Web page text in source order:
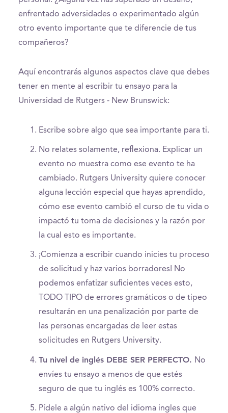
enfrentado adversidades o experimentado algún
otro evento importante que te diferencie de tus
compañeros?
Aquí encontrarás algunos aspectos clave que debes
tener en mente al escribir tu ensayo para la
Universidad de Rutgers - New Brunswick:
Escribe sobre algo que sea importante para ti.
No relates solamente, reflexiona. Explicar un
evento no muestra como ese evento te ha
cambiado. Rutgers University quiere conocer
alguna lección especial que hayas aprendido,
cómo ese evento cambió el curso de tu vida o
impactó tu toma de decisiones y la razón por
la cual esto es importante.
¡Comienza a escribir cuando inicies tu proceso
de solicitud y haz varios borradores! No
podemos enfatizar suficientes veces esto,
TODO TIPO de errores gramáticos o de tipeo
resultarán en una penalización por parte de
las personas encargadas de leer estas
solicitudes en Rutgers University.
Tu nivel de inglés DEBE SER PERFECTO. No
envíes tu ensayo a menos de que estés
seguro de que tu inglés es 100% correcto.
Pídele a algún nativo del idioma ingles que